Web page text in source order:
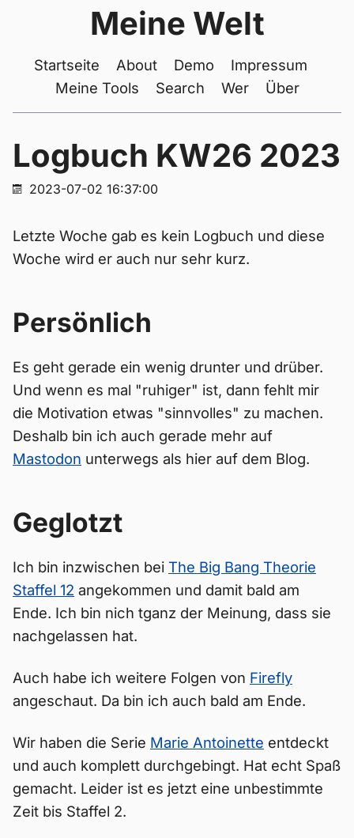
Meine Welt
Startseite About Demo
Impressum
Meine Tools
Search Wer Über
Logbuch KW26 2023
2023-07-02 16:37:00
Letzte Woche gab es kein Logbuch und diese
Woche wird er auch nur sehr kurz.
Persönlich
Es geht gerade ein wenig drunter und drüber.
Und wenn es mal "ruhiger" ist, dann fehlt mir
die Motivation etwas "sinnvolles" zu machen.
Deshalb bin ich auch gerade mehr auf
Mastodon unterwegs als hier auf dem Blog.
Geglotzt
Ich bin inzwischen bei The Big Bang Theorie
Staffel 12 angekommen und damit bald am
Ende. Ich bin nich tganz der Meinung, dass sie
nachgelassen hat.
Auch habe ich weitere Folgen von Firefly
angeschaut. Da bin ich auch bald am Ende.
Wir haben die Serie Marie Antoinette entdeckt
und auch komplett durchgebingt. Hat echt Spaß
gemacht. Leider ist es jetzt eine unbestimmte
Zeit bis Staffel 2.